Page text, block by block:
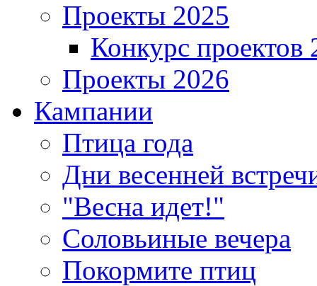
Проекты 2025
Конкурс проектов
Проекты 2026
Кампании
Птица года
Дни весенней
"Весна идет!"
Соловьиные вечера
Покормите птиц